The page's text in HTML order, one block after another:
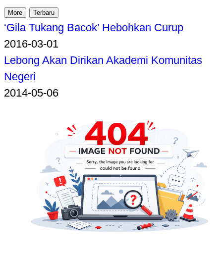
More Terbaru
‘Gila Tukang Bacok’ Hebohkan Curup
2016-03-01
Lebong Akan Dirikan Akademi Komunitas
Negeri
2014-05-06